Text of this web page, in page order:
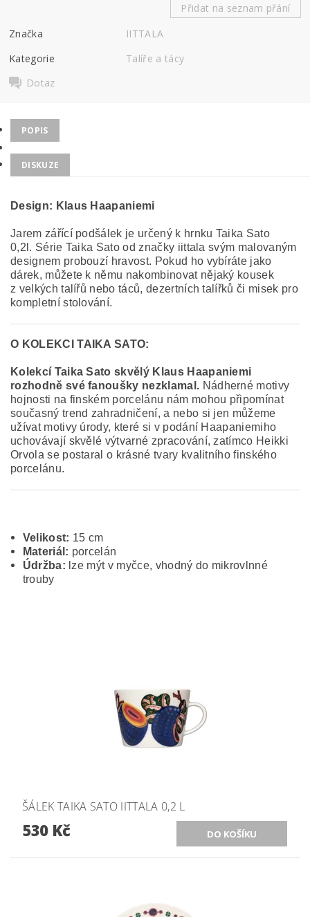
Přidat na seznam přání
Značka
IITTALA
Kategorie
Talíře a tácy
Dotaz
POPIS
DISKUZE
Design: Klaus Haapaniemi
Jarem zářící podšálek je určený k hrnku Taika Sato
0,2l. Série Taika Sato od značky iittala svým malovaným
designem probouzí hravost. Pokud ho vybíráte jako
dárek, můžete k němu nakombinovat nějaký kousek
z velkých talířů nebo táců, dezertních talířků či misek pro
kompletní stolování.
O KOLEKCI TAIKA SATO:
Kolekcí Taika Sato skvělý Klaus Haapaniemi
rozhodně své fanoušky nezklamal. Nádherné motivy
hojnosti na finském porcelánu nám mohou připomínat
současný trend zahradničení, a nebo si jen můžeme
užívat motivy úrody, které si v podání Haapaniemiho
uchovávají skvělé výtvarné zpracování, zatímco Heikki
Orvola se postaral o krásné tvary kvalitního finského
porcelánu.
Velikost: 15 cm
Materiál: porcelán
Údržba: lze mýt v myčce, vhodný do mikrovlnné
trouby
ŠÁLEK TAIKA SATO IITTALA 0,2 L
530 Kč